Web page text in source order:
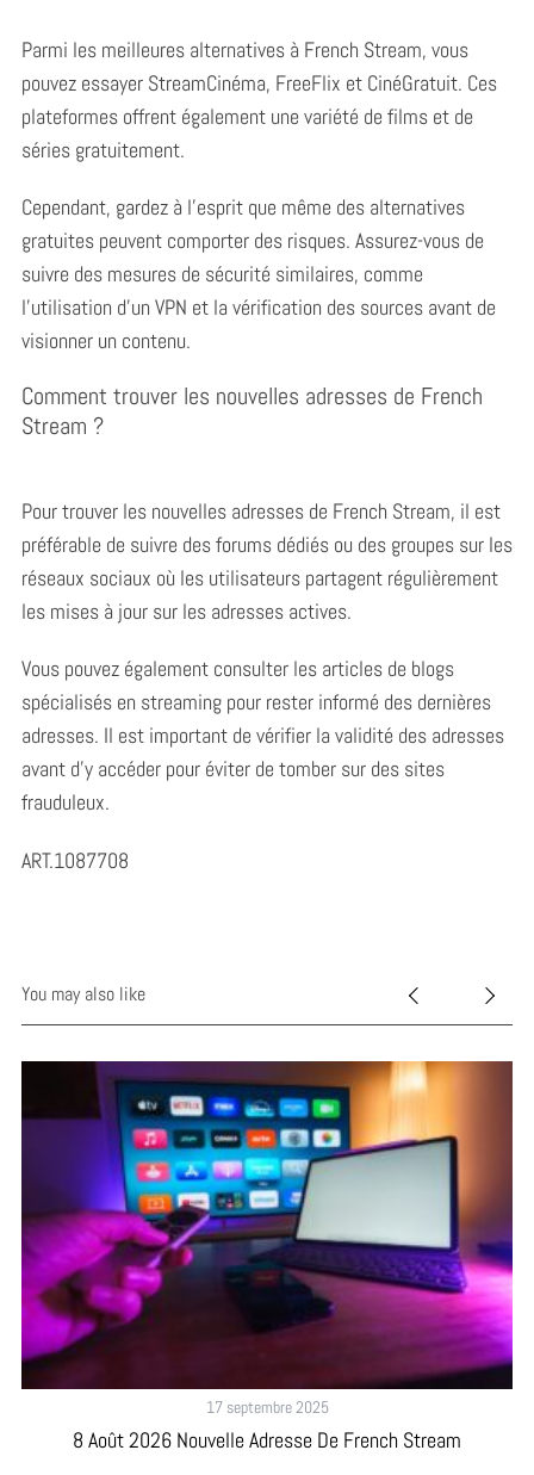
Parmi les meilleures alternatives à French Stream, vous
pouvez essayer StreamCinéma, FreeFlix et CinéGratuit. Ces
plateformes offrent également une variété de films et de
séries gratuitement.
Cependant, gardez à l’esprit que même des alternatives
gratuites peuvent comporter des risques. Assurez-vous de
suivre des mesures de sécurité similaires, comme
l’utilisation d’un VPN et la vérification des sources avant de
visionner un contenu.
Comment trouver les nouvelles adresses de French
Stream ?
Pour trouver les nouvelles adresses de French Stream, il est
préférable de suivre des forums dédiés ou des groupes sur les
réseaux sociaux où les utilisateurs partagent régulièrement
les mises à jour sur les adresses actives.
Vous pouvez également consulter les articles de blogs
spécialisés en streaming pour rester informé des dernières
adresses. Il est important de vérifier la validité des adresses
avant d’y accéder pour éviter de tomber sur des sites
frauduleux.
ART.1087708
You may also like
17 septembre 2025
8 Août 2026 Nouvelle Adresse De French Stream